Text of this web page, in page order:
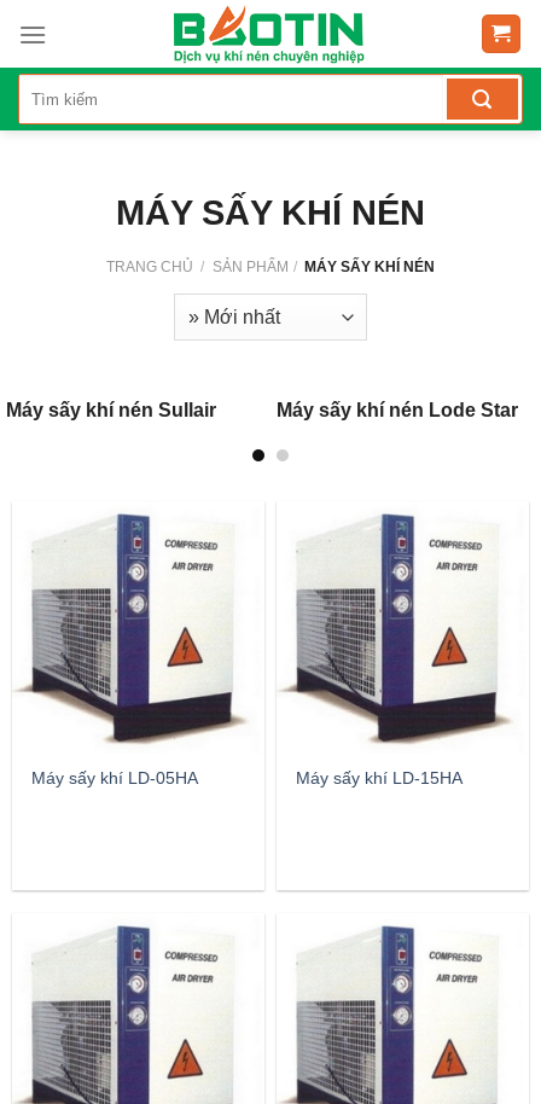
content
MÁY SẤY KHÍ NÉN
TRANG CHỦ / SẢN PHẨM / MÁY SẤY KHÍ NÉN
Máy sấy khí nén Sullair Máy sấy khí nén Lode Star
Máy sấy khí LD-05HA Máy sấy khí LD-15HA